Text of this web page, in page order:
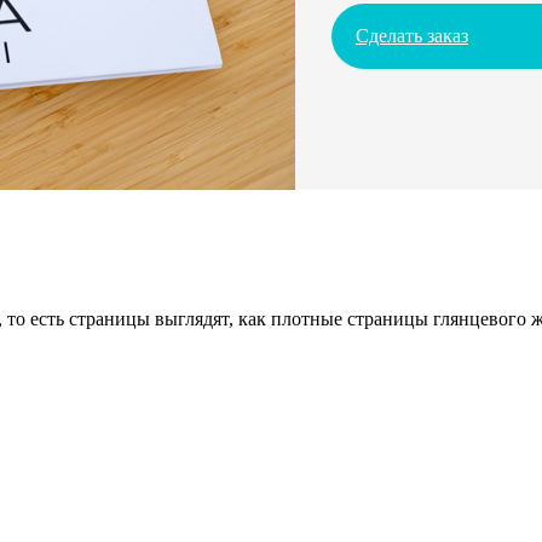
Сделать заказ
есть страницы выглядят, как плотные страницы глянцевого